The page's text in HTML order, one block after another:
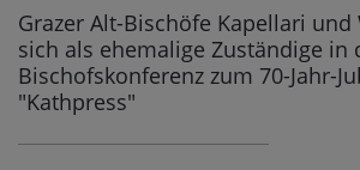
Grazer Alt-Bischöfe Kapellari und
sich als ehemalige Zuständige in
Bischofskonferenz zum 70-Jahr-
"Kathpress"